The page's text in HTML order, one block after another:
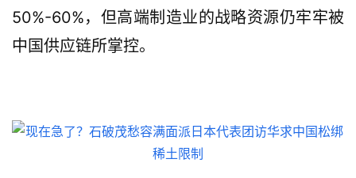
50%-60%，但高端制造业的战略资源仍牢牢被
中国供应链所掌控。